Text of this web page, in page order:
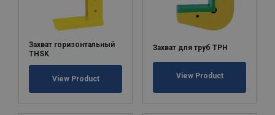
Захват горизонтальный
THSK
View Product
Захват для труб ТРН
View Product